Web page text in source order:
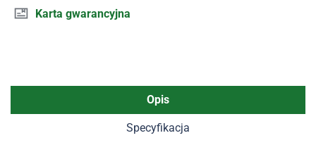
Karta gwarancyjna
Opis
Specyfikacja